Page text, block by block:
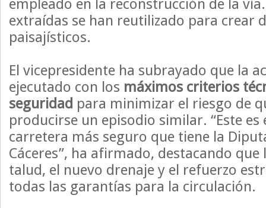
empleado en la reconstrucción de la
extraídas se han reutilizado para crear
paisajísticos.
El vicepresidente ha subrayado que la
ejecutado con los máximos criterios
seguridad para minimizar el riesgo de
producirse un episodio similar. “Este
carretera más seguro que tiene la
Cáceres”, ha afirmado, destacando
talud, el nuevo drenaje y el refuerzo
todas las garantías para la circulación.